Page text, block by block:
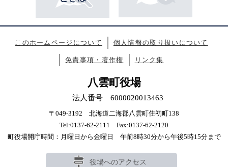
このホームページについて 個人情報の取り扱いについて
免責事項・著作権 リンク集
八雲町役場
法人番号 6000020013463
〒049-3192 北海道二海郡八雲町住初町138
Tel:0137-62-2111 Fax:0137-62-2120
町役場開庁時間：月曜日から金曜日 午前8時30分から午後5時15分まで
役場へのアクセス